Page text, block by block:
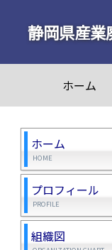
静岡県産業
ホーム
ホーム
HOME
プロフィール
PROFILE
組織図